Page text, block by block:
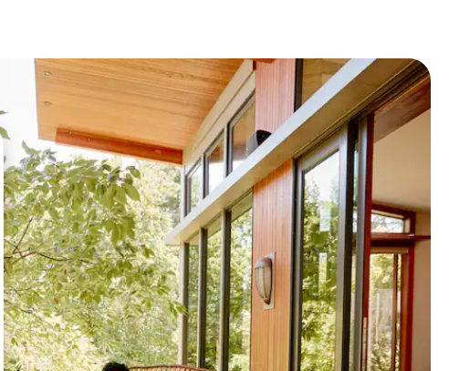
de flecha hacia arriba y hacia abajo o explora con el tacto o desliza el dedo.